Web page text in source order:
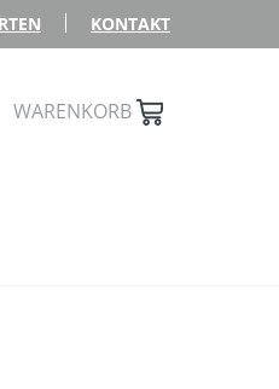
KONTAKT
WARENKORB